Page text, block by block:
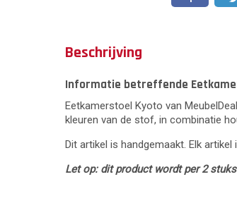
Beschrijving
Informatie betreffende
Eetkamerstoel Kyoto van
kleuren van de stof, in combinatie
Dit artikel is handgemaakt. Elk
Let op: dit product wordt per 2